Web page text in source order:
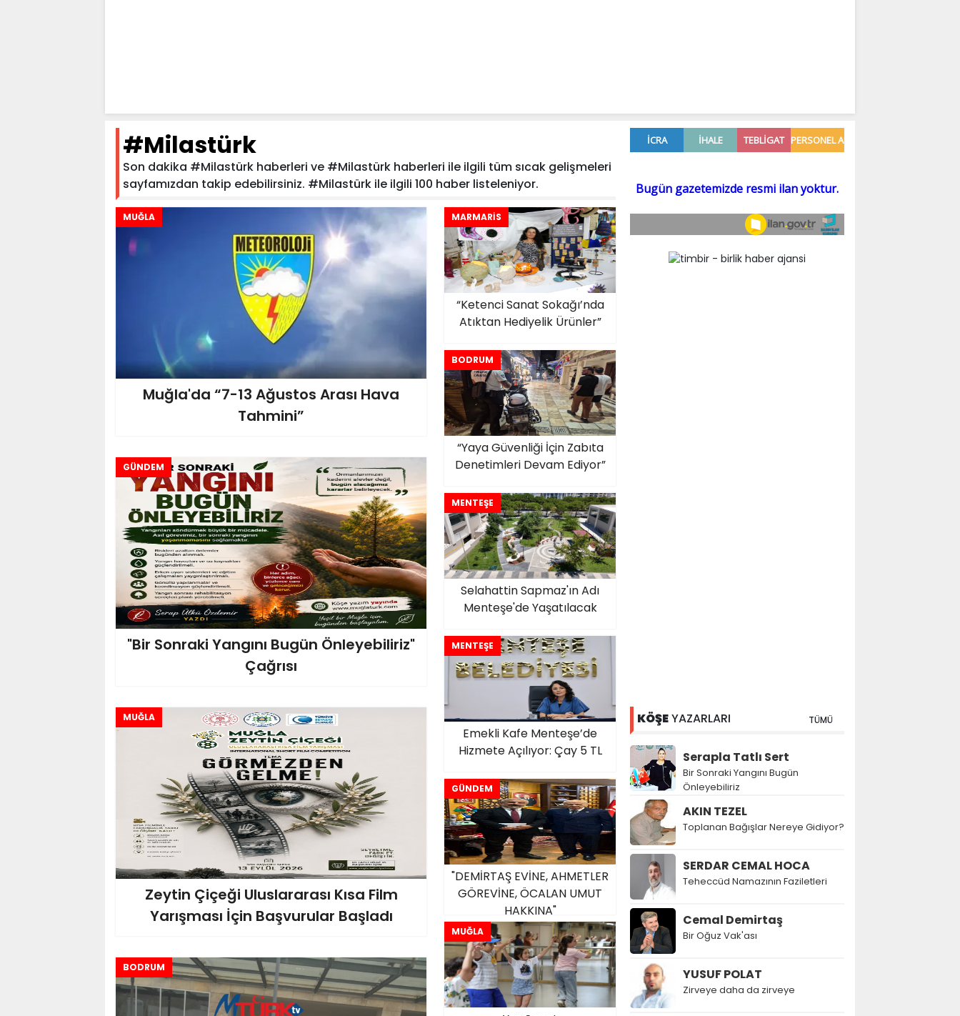
#Milastürk
Son dakika #Milastürk haberleri ve #Milastürk haberleri ile ilgili tüm sıcak gelişmeleri
sayfamızdan takip edebilirsiniz. #Milastürk ile ilgili 100 haber listeleniyor.
MUĞLA
Muğla'da “7-13 Ağustos Arası Hava
Tahmini”
MARMARİS
“Ketenci Sanat Sokağı’nda
Atıktan Hediyelik Ürünler”
BODRUM
“Yaya Güvenliği İçin Zabıta
Denetimleri Devam Ediyor”
GÜNDEM
"Bir Sonraki Yangını Bugün Önleyebiliriz"
Çağrısı
MENTEŞE
Selahattin Sapmaz'ın Adı
Menteşe'de Yaşatılacak
MENTEŞE
Emekli Kafe Menteşe’de
Hizmete Açılıyor: Çay 5 TL
MUĞLA
Zeytin Çiçeği Uluslararası Kısa Film
Yarışması İçin Başvurular Başladı
GÜNDEM
"DEMİRTAŞ EVİNE, AHMETLER
GÖREVİNE, ÖCALAN UMUT
HAKKINA"
MUĞLA
BODRUM
KÖŞEYAZARLARI TÜMÜ
Serapla Tatlı Sert
Bir Sonraki Yangını Bugün
Önleyebiliriz
AKIN TEZEL
Toplanan Bağışlar Nereye Gidiyor?
SERDAR CEMAL HOCA
Teheccüd Namazının Faziletleri
Cemal Demirtaş
Bir Oğuz Vak'ası
YUSUF POLAT
Zirveye daha da zirveye